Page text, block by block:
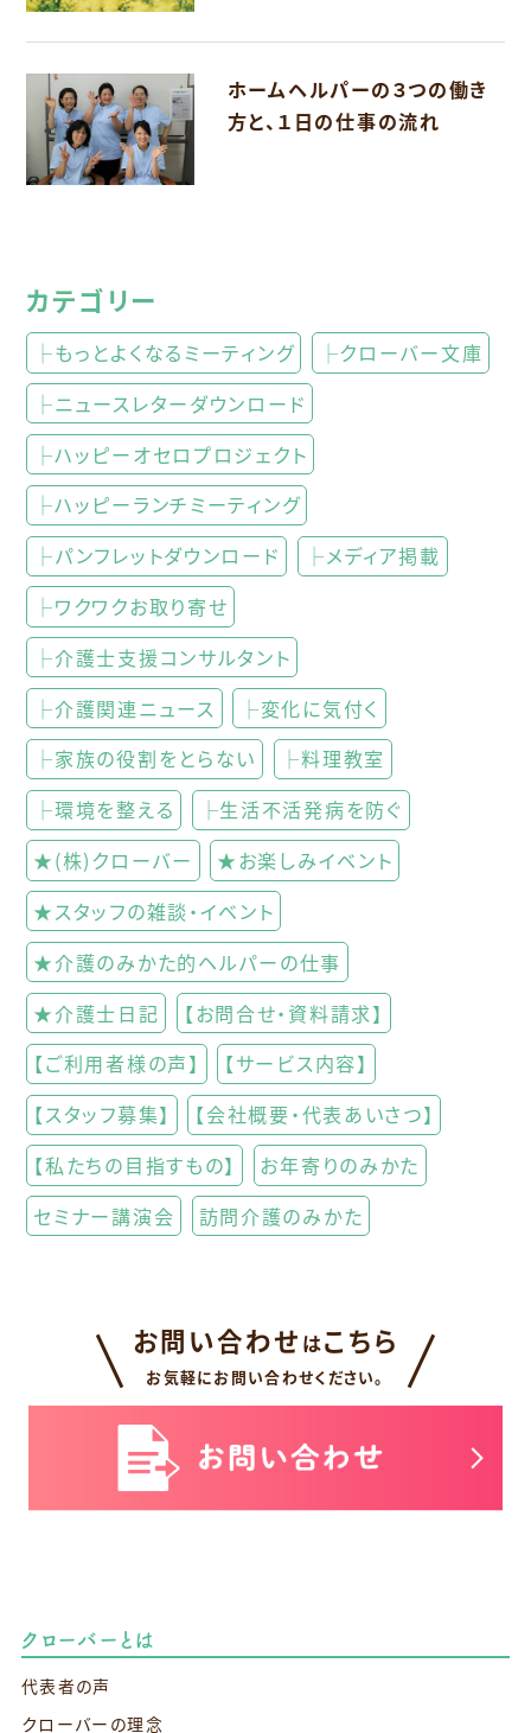
ホームヘルパーの３つの働き
方と、１日の仕事の流れ
カテゴリー
├もっとよくなるミーティング
├クローバー文庫
├ニュースレターダウンロード
├ハッピーオセロプロジェクト
├ハッピーランチミーティング
├パンフレットダウンロード
├メディア掲載
├ワクワクお取り寄せ
├介護士支援コンサルタント
├介護関連ニュース
├変化に気付く
├家族の役割をとらない
├料理教室
├環境を整える
├生活不活発病を防ぐ
★(株)クローバー
★お楽しみイベント
★スタッフの雑談・イベント
★介護のみかた的ヘルパーの仕事
★介護士日記
【お問合せ・資料請求】
【ご利用者様の声】
【サービス内容】
【スタッフ募集】
【会社概要・代表あいさつ】
【私たちの目指すもの】
お年寄りのみかた
セミナー講演会
訪問介護のみかた
お問い合わせ はこちら
お気軽にお問い合わせください。
クローバーとは
代表者の声
クローバーの理念